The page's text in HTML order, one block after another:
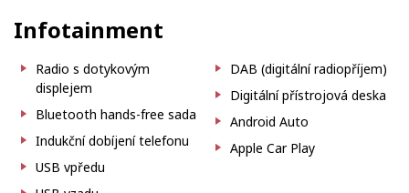
Infotainment
Radio s dotykovým
displejem
Bluetooth hands-free sada
Indukční dobíjení telefonu
USB vpředu
DAB (digitální radiopříjem)
Digitální přístrojová deska
Android Auto
Apple Car Play